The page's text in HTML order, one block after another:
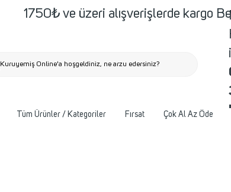
1750₺ ve üzeri alışverişlerde kargo
Kuruyemiş Online'a hoşgeldiniz, ne arzu edersiniz?
i
Tüm Ürünler / Kategoriler Fırsat Çok Al Az Öde